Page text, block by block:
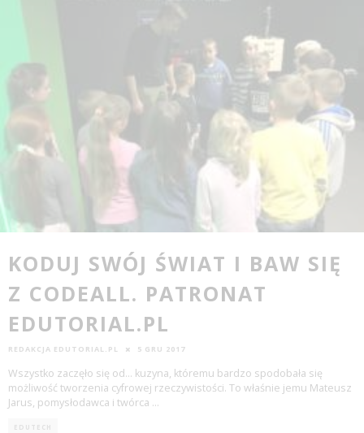
KODUJ SWÓJ ŚWIAT I BAW SIĘ
Z CODEALL. PATRONAT
EDUTORIAL.PL
REDAKCJA EDUTORIAL.PL 5 GRU 2017
Wszystko zaczęło się od… kuzyna, któremu bardzo spodobała się
możliwość tworzenia cyfrowej rzeczywistości. To właśnie jemu Mateusz
Jarus, pomysłodawca i twórca ...
EDUTECH